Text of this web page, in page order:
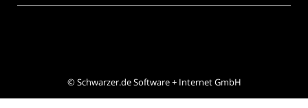
©Schwarzer.de Software + Internet GmbH